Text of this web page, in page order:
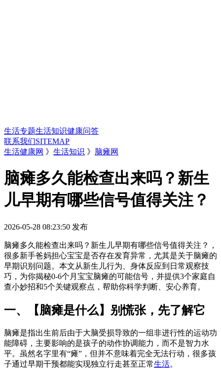
生活专题生活知识健康问答
联系我们SITEMAP
生活健康网 》 生活知识 》 脑瘫网
脑瘫多久能检查出来吗？新生
儿早期有哪些信号值得关注？
2026-05-28 08:23:50 发布
脑瘫多久能检查出来吗？新生儿早期有哪些信号值得关注？，
很多新手爸妈担心宝宝是否存在发育异常，尤其是关于脑瘫的
早期识别问题。本文从新生儿行为、身体反应到日常观察技
巧，为你揭秘0-6个月宝宝脑瘫的可能信号，并提供3个家庭自
查小妙招和5个关键观察点，帮助你科学判断、安心养育。
一、【脑瘫是什么】别慌张，先了解它
脑瘫是指出生前后由于大脑受损导致的一组非进行性的运动功
能障碍，主要影响的是孩子的动作协调能力，而不是智力水
平。虽然名字里有“瘫”，但并不意味着完全无法行动，很多孩
子通过早期干预都能实现独立行走甚至正常生活。